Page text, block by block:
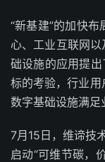
“新基建”的加快
心、工业互联网
础设施的应用提出
标的考验，行业
数字基础设施满足
7月15日，维谛技
启动“可维节碳，